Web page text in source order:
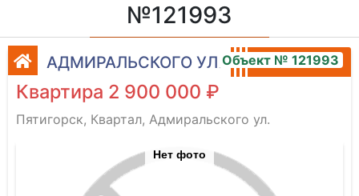
№121993
АДМИРАЛЬСКОГО УЛ.Объект № 121993
Квартира 2 900 000 ₽
Пятигорск, Квартал, Адмиральского ул.
Нет фото